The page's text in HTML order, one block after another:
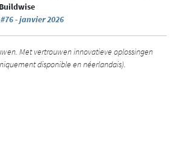
- janvier 2026
Met vertrouwen innovatieve oplossingen
disponible en néerlandais).